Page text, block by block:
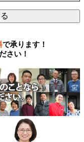
で承ります！
さい！